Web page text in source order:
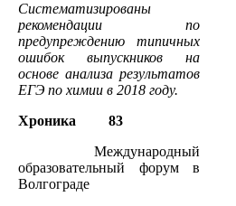
Систематизированы
рекомендации по
предупреждению типичных
ошибок выпускников на
основе анализа результатов
ЕГЭ по химии в 2018 году.
Хроника 83
Международный
образовательный форум в
Волгограде